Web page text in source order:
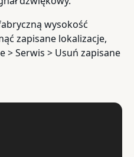
wysokość
zapisane lokalizacje,
> Serwis > Usuń zapisane